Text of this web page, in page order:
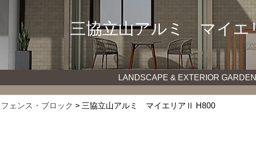
三協立山アルミ マイエ
LANDSCAPE & EXTERIOR
フェンス・ブロック > 三協立山アルミ マイエリアⅡ H800